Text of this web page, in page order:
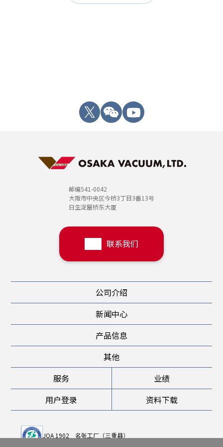
邮编541-0042
大阪市中央区今桥3丁目3番13号
日生淀屋桥东大厦
联系我们
公司介绍
新闻中心
产品信息
服务
业绩
用户登录
资料下载
其他
JQA 1902 名张工厂（三重县）